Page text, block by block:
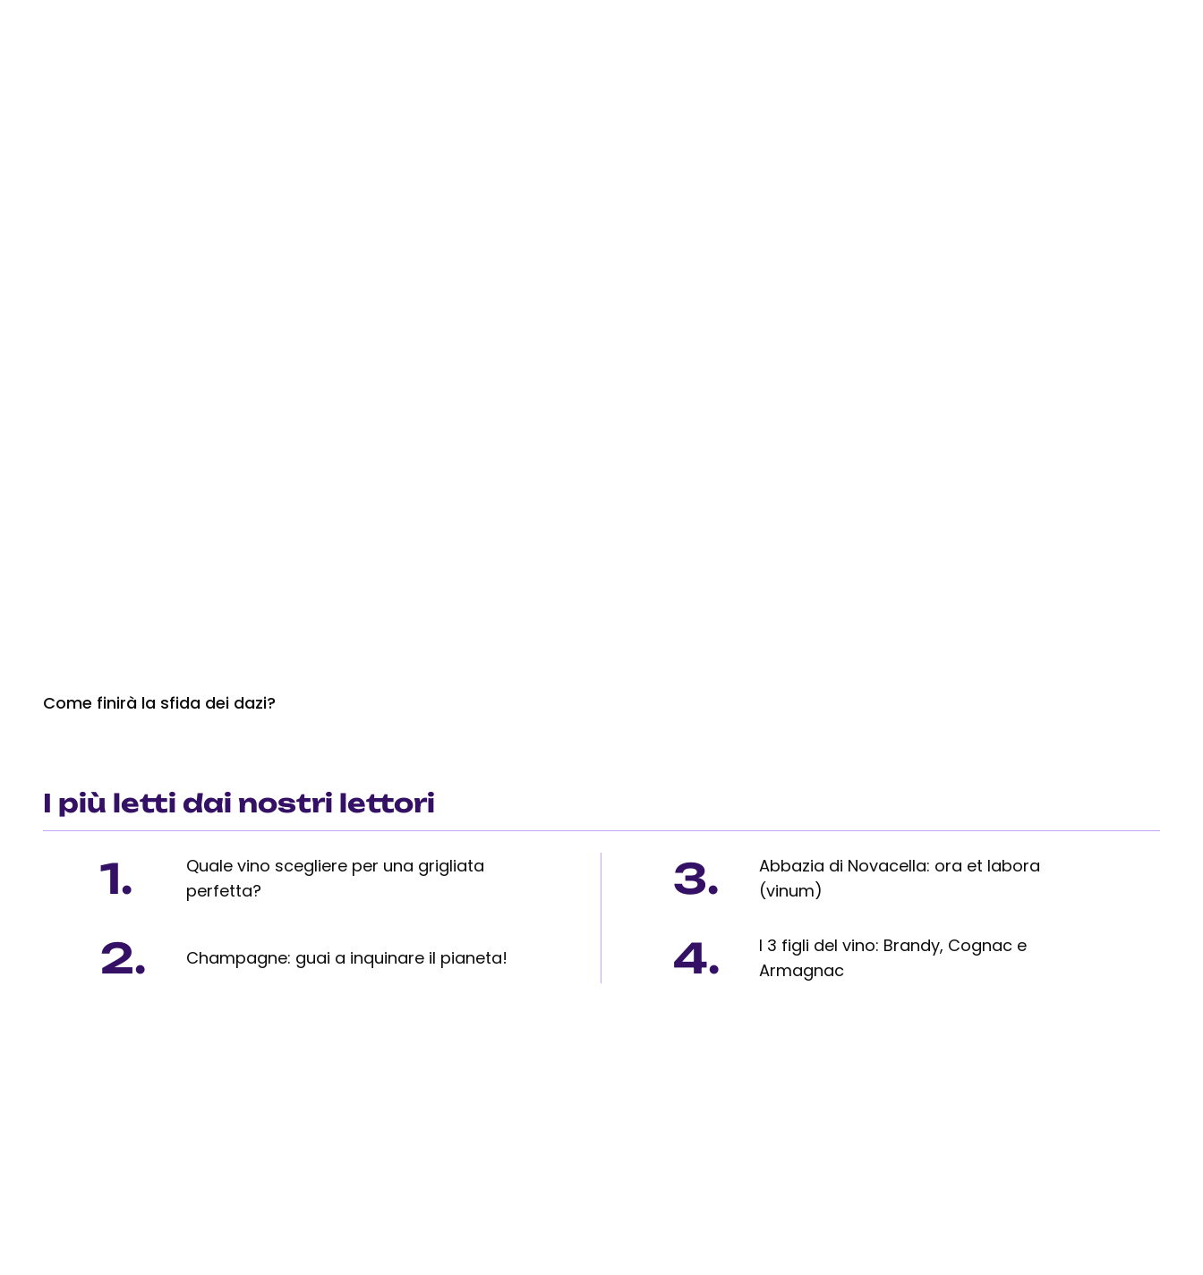
Come finirà la sfida dei dazi?
I più letti dai nostri lettori
1.
Quale vino scegliere per una grigliata
perfetta?
2. Champagne: guai a inquinare il pianeta!
3.
Abbazia di Novacella: ora et labora
(vinum)
4.
I 3 figli del vino: Brandy, Cognac e
Armagnac